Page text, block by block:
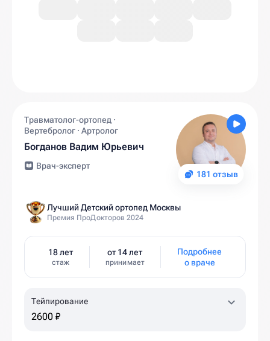
181 отзыв
Травматолог-ортопед ·
Вертебролог · Артролог
Богданов Вадим Юрьевич
Врач-эксперт
Лучший Детский ортопед Москвы
Премия ПроДокторов 2024
18 лет
стаж
от 14 лет
принимает
Подробнее
о враче
Тейпирование
2600 ₽